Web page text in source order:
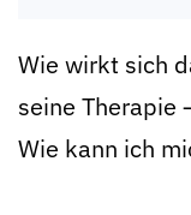
Wie wirkt sich
seine Therapie
Wie kann ich